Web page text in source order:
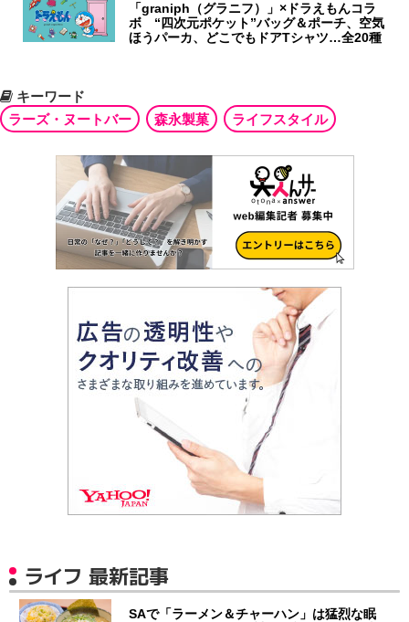
「graniph（グラニフ）」×ドラえもんコラ
ボ “四次元ポケット”バッグ＆ポーチ、空気
ほうパーカ、どこでもドアTシャツ…全20種
キーワード
ラーズ・ヌートバー
森永製菓 ライフスタイル
ライフ 最新記事
SAで「ラーメン＆チャーハン」は猛烈な眠